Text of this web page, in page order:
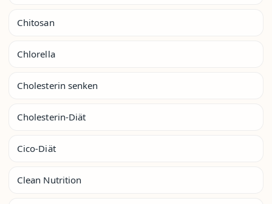
Chitosan
Chlorella
Cholesterin senken
Cholesterin-Diät
Cico-Diät
Clean Nutrition